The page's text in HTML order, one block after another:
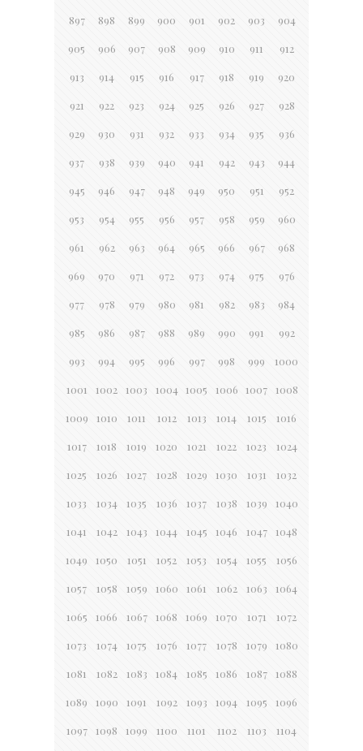
897 898 899 900 901 902 903 904
905 906 907 908 909 910 911 912
913 914 915 916 917 918 919 920
921 922 923 924 925 926 927 928
929 930 931 932 933 934 935 936
937 938 939 940 941 942 943 944
945 946 947 948 949 950 951 952
953 954 955 956 957 958 959 960
961 962 963 964 965 966 967 968
969 970 971 972 973 974 975 976
977 978 979 980 981 982 983 984
985 986 987 988 989 990 991 992
993 994 995 996 997 998 999 1000
1001 1002 1003 1004 1005 1006 1007 1008
1009 1010 1011 1012 1013 1014 1015 1016
1017 1018 1019 1020 1021 1022 1023 1024
1025 1026 1027 1028 1029 1030 1031 1032
1033 1034 1035 1036 1037 1038 1039 1040
1041 1042 1043 1044 1045 1046 1047 1048
1049 1050 1051 1052 1053 1054 1055 1056
1057 1058 1059 1060 1061 1062 1063 1064
1065 1066 1067 1068 1069 1070 1071 1072
1073 1074 1075 1076 1077 1078 1079 1080
1081 1082 1083 1084 1085 1086 1087 1088
1089 1090 1091 1092 1093 1094 1095 1096
1097 1098 1099 1100 1101 1102 1103 1104